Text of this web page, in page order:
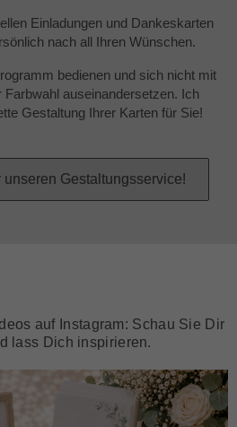
Einladungen und Dankeskarten
nach all Ihren Wünschen.
bedienen und sich nicht mit
Farbwahl auseinandersetzen. Ich
Gestaltung Ihrer Karten für Sie!
unseren Gestaltungsservice!
auf Instagram: Schau Sie Dir
lass Dich inspirieren.